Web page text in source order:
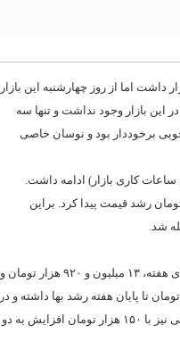
داشت اما از روز چهارشنبه این بازار
این بازار وجود نداشت و تنها سه
برخوددار بود و نوسان خاصی
ساعات کاری بازار) ادامه داشت.
طلا ۱۷ عیار ۲۸۰ هزار تومان نسبت به ابتدای هفته، افزایش قیمت داشت و هر گرم طلا ۱۸ عیار ۶۴ هزار تومان رشد قیمت پیدا کرد. براین
وی افزود: طبق آخرین معاملات روز گذشته (پنجشنبه) هر قطعه سکه تمام طرح جدید با حدود ۸۰۰ هزار تومان افزایش قیمت نسبت به ابتدای هفته، ۱۳ میلیون و ۹۲۰ هزار تومان و
قدیم با ۳۰۰ هزار تومان افزایش ۱۳ میلیون و ۱۰۰ هزار تومان قیمت داشتند. نیم سکه و ربع سکه هریک ۲۰۰ هزار تومان تا پایان هفته رشد بها داشته‌ و در
آخرین معاملات هفته، نیم سکه هفت میلیون و ۸۸۰ هزار تومان و ربع سکه چهار میلیون و ۸۹۰ هزار تومان قیمت داشته‌اند. سکه‌های یک گرمی نیز با ۱۵۰ هزار تومان افزایش به دو